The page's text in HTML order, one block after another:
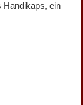
Handikaps, ein